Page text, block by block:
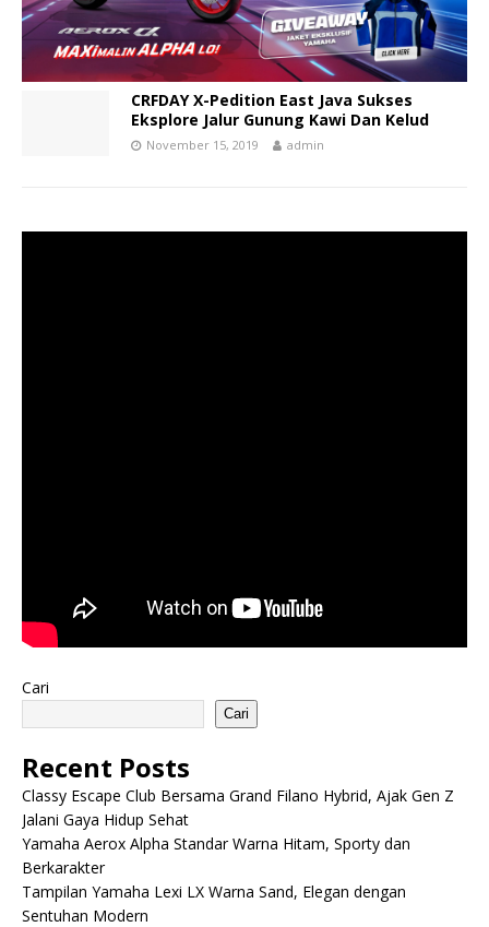
CRFDAY X-Pedition East Java Sukses
Eksplore Jalur Gunung Kawi Dan Kelud
November 15, 2019 admin
Cari
Cari
Recent Posts
Classy Escape Club Bersama Grand Filano Hybrid, Ajak Gen Z
Jalani Gaya Hidup Sehat
Yamaha Aerox Alpha Standar Warna Hitam, Sporty dan
Berkarakter
Tampilan Yamaha Lexi LX Warna Sand, Elegan dengan
Sentuhan Modern